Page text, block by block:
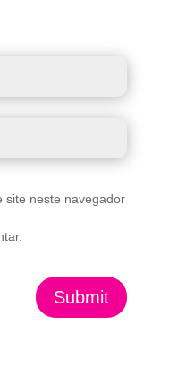
site neste navegador
Submit